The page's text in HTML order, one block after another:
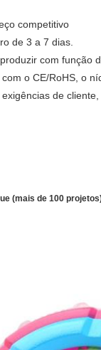
competitivo
de 3 a 7 dias.
com função
o CE/RoHS, o
de
(mais de 100